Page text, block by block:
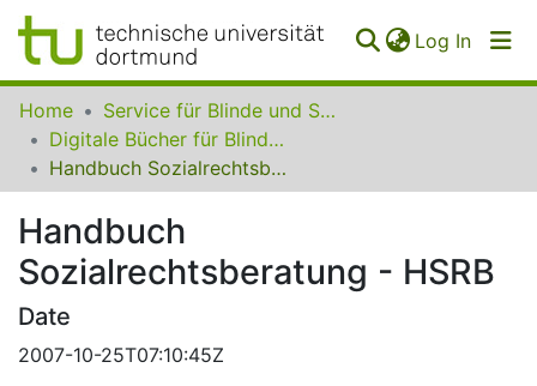
Log In
Communities
Collections
FAQ
Home
Service für Blinde und Sehbehinderte der UB Dortmund
Digitale Bücher für Blinde und Sehbehinderte
Handbuch Sozialrechtsberatung - HSRB
Handbuch
Sozialrechtsberatung - HSRB
Date
2007-10-25T07:10:45Z